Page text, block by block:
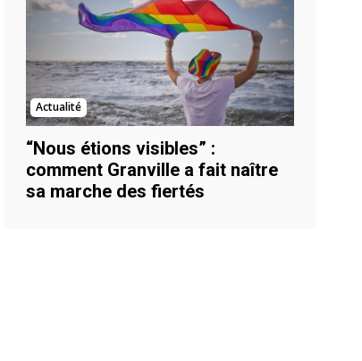
Actualité
“Nous étions visibles” :
comment Granville a fait naître
sa marche des fiertés